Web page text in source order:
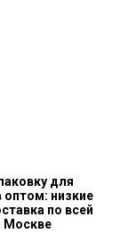
для
оптом: низкие
по всей
Москве